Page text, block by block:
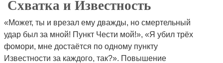
Схватка и Известность
«Может, ты и врезал ему дважды, но смертельный
удар был за мной! Пункт Чести мой!», «Я убил трёх
фомори, мне достаётся по одному пункту
Известности за каждого, так?». Повышение